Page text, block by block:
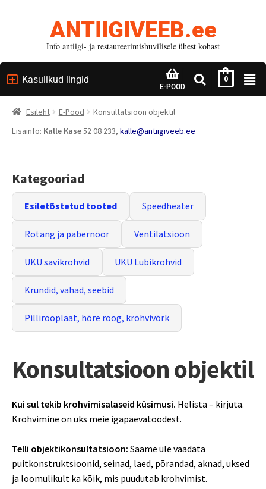
ANTIIGIVEEB.ee
Info antiigi- ja restaureerimishuvilisele ühest kohast
Kasulikud lingid
E-POOD
0
Esileht E-Pood
Konsultatsioon objektil
Lisainfo: Kalle Kase52 08 233, kalle@antiigiveeb.ee
Kategooriad
Esiletõstetud tooted Speedheater
Rotang ja pabernöör Ventilatsioon
UKU savikrohvid UKU Lubikrohvid
Krundid, vahad, seebid
Pillirooplaat, hõre roog, krohvivõrk
Konsultatsioon objektil
Kui sul tekib krohvimisalaseid küsimusi. Helista – kirjuta.
Krohvimine on üks meie igapäevatöödest.
Telli objektikonsultatsioon: Saame üle vaadata
puitkonstruktsioonid, seinad, laed, põrandad, aknad, uksed
ja loomulikult ka kõik, mis puudutab krohvimist.